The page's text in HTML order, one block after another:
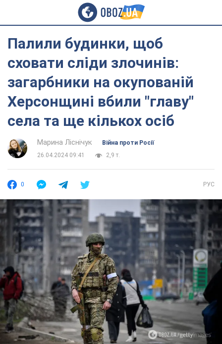
Палили будинки, щоб
сховати сліди злочинів:
загарбники на окупованій
Херсонщині вбили "главу"
села та ще кількох осіб
Марина Ліснічук
Війна проти Росії
26.04.2024 09:41
2,9 т.
0 РУС